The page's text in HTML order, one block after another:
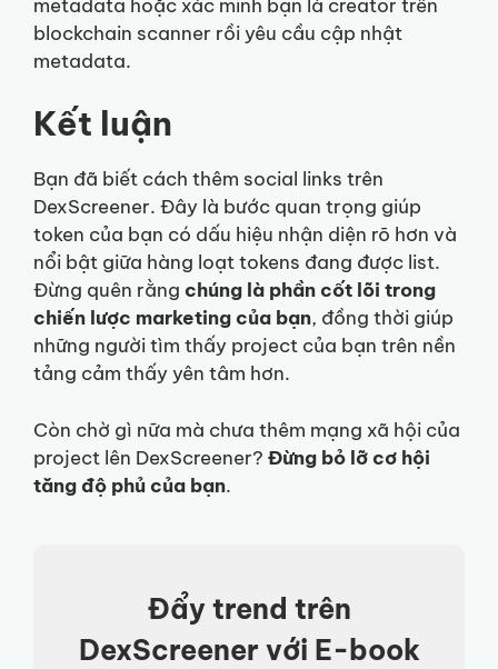
metadata hoặc xác minh bạn là creator trên
blockchain scanner rồi yêu cầu cập nhật
metadata.
Kết luận
Bạn đã biết cách thêm social links trên
DexScreener. Đây là bước quan trọng giúp
token của bạn có dấu hiệu nhận diện rõ hơn và
nổi bật giữa hàng loạt tokens đang được list.
Đừng quên rằng chúng là phần cốt lõi trong
chiến lược marketing của bạn, đồng thời giúp
những người tìm thấy project của bạn trên nền
tảng cảm thấy yên tâm hơn.
Còn chờ gì nữa mà chưa thêm mạng xã hội của
project lên DexScreener? Đừng bỏ lỡ cơ hội
tăng độ phủ của bạn.
Đẩy trend trên
DexScreener với E-book